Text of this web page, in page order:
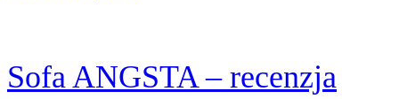
Sofa ANGSTA – recenzja